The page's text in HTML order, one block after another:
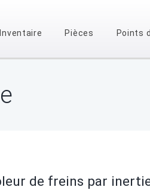
Inventaire Pièces Points
de freins par